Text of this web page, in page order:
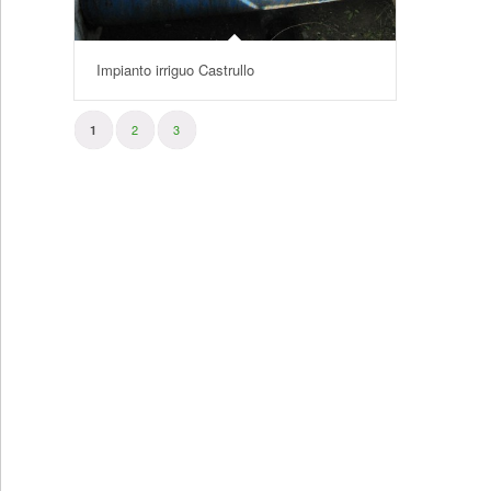
Impianto irriguo Castrullo
1 2 3